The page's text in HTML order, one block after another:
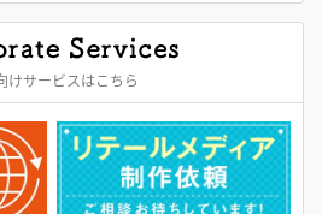
けサービスはこちら